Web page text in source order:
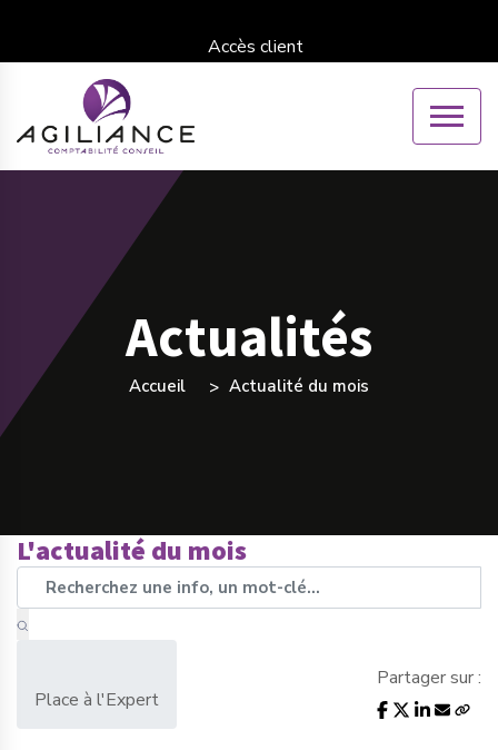
Accès client
Actualités
Accueil Actualité du mois
L'actualité du mois
Place à l'Expert
Partager sur :